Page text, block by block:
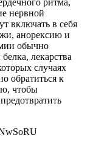
нервной
включать в себя
анорексию и
обычно
лекарства
случаях
обратиться к
чтобы